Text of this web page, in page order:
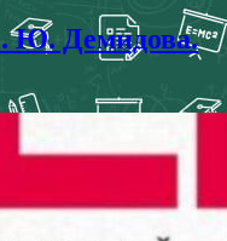
Ю. Демидова.